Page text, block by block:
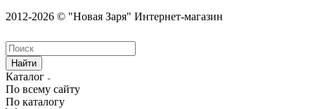
2012-2026 © "Новая Заря" Интернет-магазин
Найти
Каталог
По всему сайту
По каталогу